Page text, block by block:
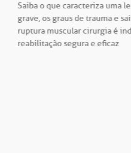
Saiba o que caracteriza uma
grave, os graus de trauma e
ruptura muscular cirurgia é
reabilitação segura e eficaz